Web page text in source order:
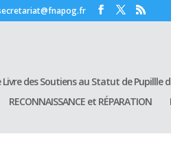
Livre des Soutiens au Statut de Pupillle
RECONNAISSANCE et RÉPARATION